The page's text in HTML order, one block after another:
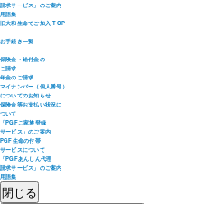
請求サービス」のご案内
用語集
旧大和生命でご加入 TOP
お手続き一覧
保険金・給付金の
ご請求
年金のご請求
マイナンバー（個人番号）
についてのお知らせ
保険金等お支払い状況に
ついて
「PGFご家族登録
サービス」のご案内
PGF生命の付帯
サービスについて
「PGFあんしん代理
請求サービス」のご案内
用語集
閉じる